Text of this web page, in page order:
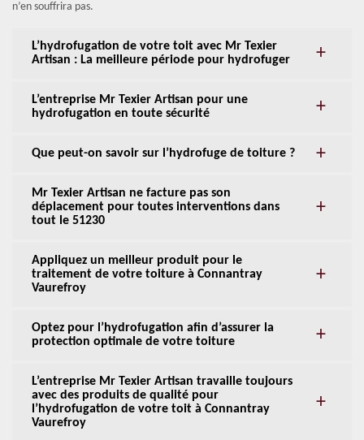
n’en souffrira pas.
L’hydrofugation de votre toit avec Mr Texier
Artisan : La meilleure période pour hydrofuger
L’entreprise Mr Texier Artisan pour une
hydrofugation en toute sécurité
Que peut-on savoir sur l’hydrofuge de toiture ?
Mr Texier Artisan ne facture pas son
déplacement pour toutes interventions dans
tout le 51230
Appliquez un meilleur produit pour le
traitement de votre toiture à Connantray
Vaurefroy
Optez pour l’hydrofugation afin d’assurer la
protection optimale de votre toiture
L’entreprise Mr Texier Artisan travaille toujours
avec des produits de qualité pour
l’hydrofugation de votre toit à Connantray
Vaurefroy